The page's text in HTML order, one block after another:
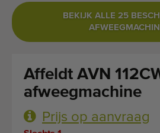
Veelgestelde vragen
Contact
BEKIJK ALLE 25
Affeldt AVN
afweegmachine
Prijs op aanvraag